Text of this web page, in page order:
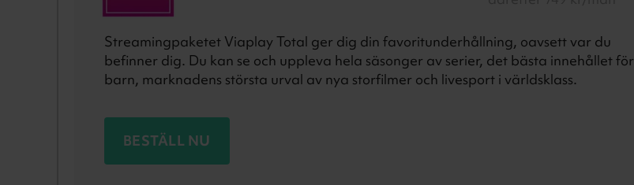
Streamingpaketet Viaplay Total ger dig din favoritunderhållning, oavsett var du
befinner dig. Du kan se och uppleva hela säsonger av serier, det bästa innehållet för
barn, marknadens största urval av nya storfilmer och livesport i världsklass.
BESTÄLL NU